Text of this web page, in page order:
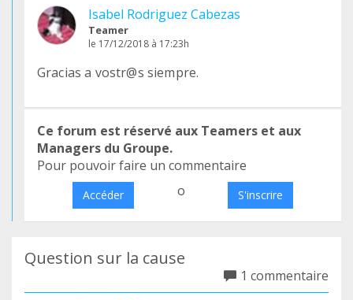
Isabel Rodriguez Cabezas
Teamer
le 17/12/2018 à 17:23h
Gracias a vostr@s siempre.
Ce forum est réservé aux Teamers et aux
Managers du Groupe.
Pour pouvoir faire un commentaire
Accéder o S'inscrire
Question sur la cause
1 commentaire